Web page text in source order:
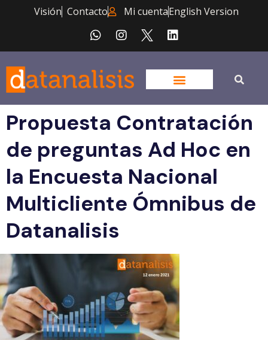
Visión Contacto Mi cuentaEnglish Version
Propuesta Contratación
de preguntas Ad Hoc en
la Encuesta Nacional
Multicliente Ómnibus de
Datanalisis